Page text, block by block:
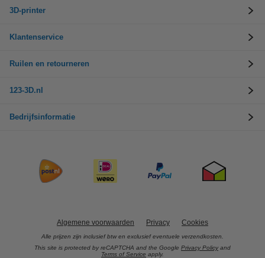
3D-printer
Klantenservice
Ruilen en retourneren
123-3D.nl
Bedrijfsinformatie
Algemene voorwaarden Privacy Cookies
Alle prijzen zijn inclusief btw en exclusief eventuele verzendkosten.
This site is protected by reCAPTCHA and the Google Privacy Policy and
Terms of Service apply.